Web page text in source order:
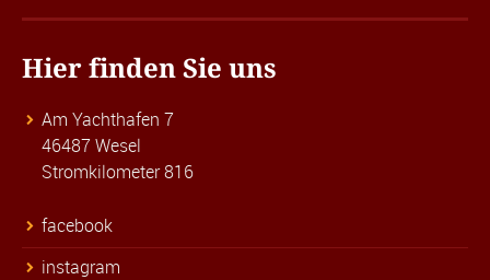
Hier finden Sie uns
Am Yachthafen 7
46487 Wesel
Stromkilometer 816
facebook
instagram